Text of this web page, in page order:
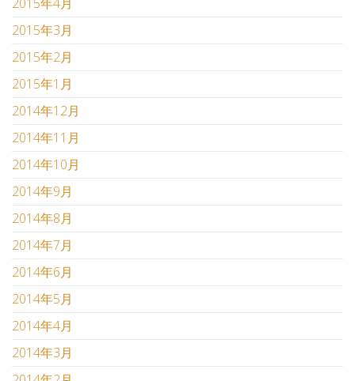
2015年3月
2015年2月
2015年1月
2014年12月
2014年11月
2014年10月
2014年9月
2014年8月
2014年7月
2014年6月
2014年5月
2014年4月
2014年3月